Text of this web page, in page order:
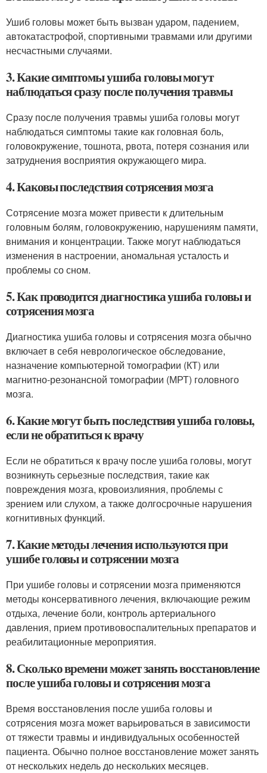
Ушиб головы может быть вызван ударом, падением,
автокатастрофой, спортивными травмами или другими
несчастными случаями.
3. Какие симптомы ушиба головы могут
наблюдаться сразу после получения травмы
Сразу после получения травмы ушиба головы могут
наблюдаться симптомы такие как головная боль,
головокружение, тошнота, рвота, потеря сознания или
затруднения восприятия окружающего мира.
4. Каковы последствия сотрясения мозга
Сотрясение мозга может привести к длительным
головным болям, головокружению, нарушениям памяти,
внимания и концентрации. Также могут наблюдаться
изменения в настроении, аномальная усталость и
проблемы со сном.
5. Как проводится диагностика ушиба головы и
сотрясения мозга
Диагностика ушиба головы и сотрясения мозга обычно
включает в себя неврологическое обследование,
назначение компьютерной томографии (КТ) или
магнитно-резонансной томографии (МРТ) головного
мозга.
6. Какие могут быть последствия ушиба головы,
если не обратиться к врачу
Если не обратиться к врачу после ушиба головы, могут
возникнуть серьезные последствия, такие как
повреждения мозга, кровоизлияния, проблемы с
зрением или слухом, а также долгосрочные нарушения
когнитивных функций.
7. Какие методы лечения используются при
ушибе головы и сотрясении мозга
При ушибе головы и сотрясении мозга применяются
методы консервативного лечения, включающие режим
отдыха, лечение боли, контроль артериального
давления, прием противовоспалительных препаратов и
реабилитационные мероприятия.
8. Сколько времени может занять восстановление
после ушиба головы и сотрясения мозга
Время восстановления после ушиба головы и
сотрясения мозга может варьироваться в зависимости
от тяжести травмы и индивидуальных особенностей
пациента. Обычно полное восстановление может занять
от нескольких недель до нескольких месяцев.